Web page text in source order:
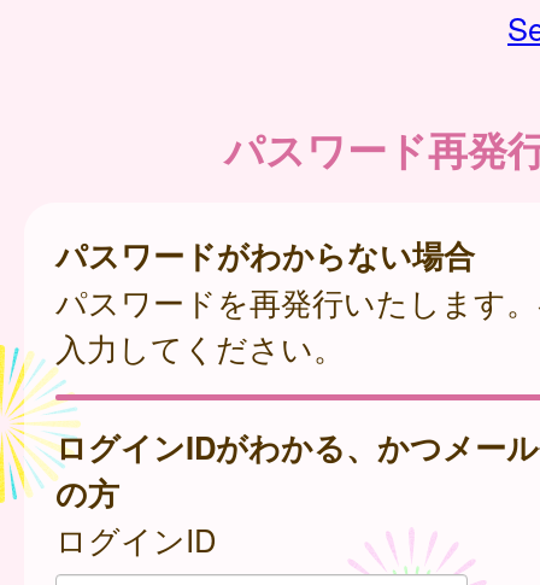
パスワード再発
パスワードがわからない場合
パスワードを再発行いたします
入力してください。
ログインIDがわかる、かつメー
の方
ログインID